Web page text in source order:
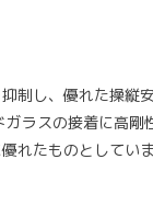
制し、優れた操
ラスの接着に高
れたものとしていま